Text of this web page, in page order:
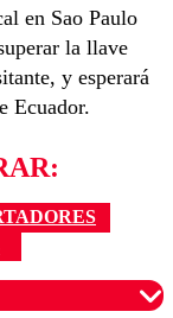
en Sao Paulo
la llave
y esperará
Ecuador.